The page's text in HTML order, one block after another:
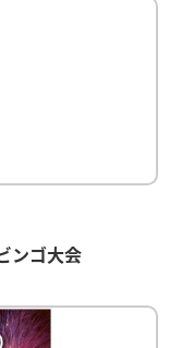
ンゴ大会